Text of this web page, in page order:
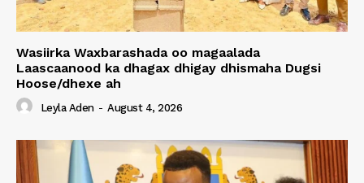
Wasiirka Waxbarashada oo magaalada
Laascaanood ka dhagax dhigay dhismaha Dugsi
Hoose/dhexe ah
Leyla Aden - August 4, 2026